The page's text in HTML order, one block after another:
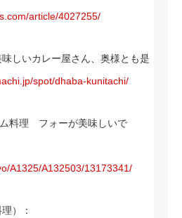
article/4027255/
しいカレー屋さん、奥様とも是
spot/dhaba-kunitachi/
ム料理 フォーが美味しいで
A1325/A132503/13173341/
）：